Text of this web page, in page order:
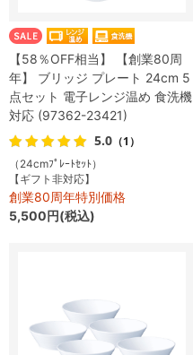
【58％OFF相当】 【創業80周
年】 ブリッジ プレート 24cm 5
点セット 電子レンジ温め 食洗機
対応 (97362-23421)
5.0 （1）
（24cmﾌﾟﾚｰﾄｾｯﾄ）
【ギフト非対応】
創業80周年特別価格
5,500円(税込)